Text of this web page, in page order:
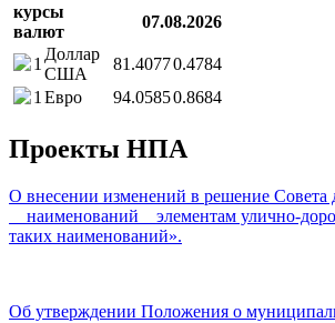
курсы
валют
07.08.2026
1
Доллар
США
81.40770.4784
1 Евро 94.05850.8684
Проекты НПА
О внесении изменений в решение
наименований элементам улично-
таких наименований».
Об утверждении Положения о